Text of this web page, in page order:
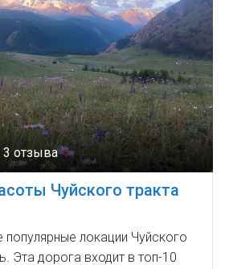
3 отзыва
Чуйского тракта
локации Чуйского
Эта дорога входит в топ-10